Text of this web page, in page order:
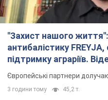
"Захист нашого
антибалістику FREYJA,
підтримку аграріїв.
Європейські партнери
3 години тому 45,2 т.